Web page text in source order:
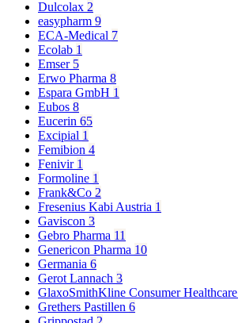
Dulcolax 2
easypharm 9
ECA-Medical 7
Ecolab 1
Emser 5
Erwo Pharma 8
Espara GmbH 1
Eubos 8
Eucerin 65
Excipial 1
Femibion 4
Fenivir 1
Formoline 1
Frank&Co 2
Fresenius Kabi Austria 1
Gaviscon 3
Gebro Pharma 11
Genericon Pharma 10
Germania 6
Gerot Lannach 3
GlaxoSmithKline Consumer Healthcare
Grethers Pastillen 6